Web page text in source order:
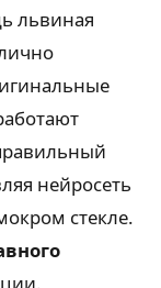
львиная
нейросеть
стекле.